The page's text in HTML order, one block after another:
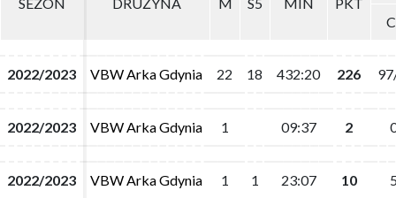
2022/2023 VBW Arka Gdynia 22 18 432:20 226
2022/2023 VBW Arka Gdynia 1 09:37 2
2022/2023 VBW Arka Gdynia 1 1 23:07 10
2022/2023 VBW Arka Gdynia 22 18 432:20 226
2022/2023 VBW Arka Gdynia 1 09:37 2
2022/2023 VBW Arka Gdynia 1 1 23:07 10